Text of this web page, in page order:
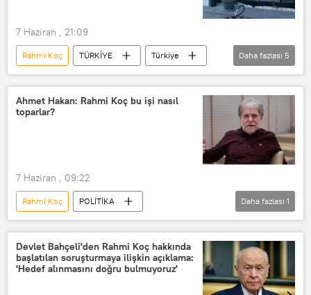
7 Haziran , 21:09
Rahmi Koç TÜRKİYE
Türkiye
Antalya
Saldırı
Saldırı girişimi
Silahlı saldırı
Ali Koç
Daha fazlası 5
Ahmet Hakan: Rahmi Koç bu işi nasıl
toparlar?
7 Haziran , 09:22
Rahmi Koç
POLİTİKA
Ahmet Hakan
Akın Gürlek
Daha fazlası 1
Devlet Bahçeli'den Rahmi Koç hakkında
başlatılan soruşturmaya ilişkin açıklama:
'Hedef alınmasını doğru bulmuyoruz'